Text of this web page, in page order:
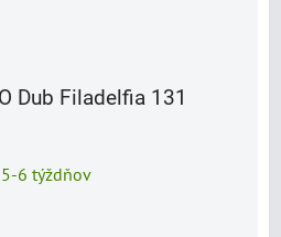
Dub Filadelfia 131
6 týždňov